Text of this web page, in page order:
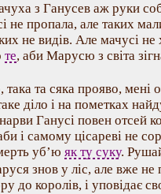
з Ганусев аж руки
не пропала, але таких
не видів. Але мачусі
те, аби Марусю з світа
та сяка прояво, мені
діло і на пометках
Ганусі повен отсей
і самому цісареві не
уб’ю як ту суку.
знов у ліс, але вже не
до королів, і уповідає